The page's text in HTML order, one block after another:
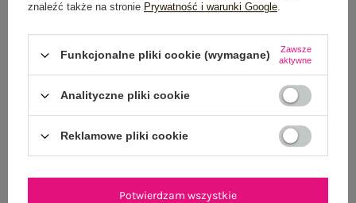
ZWROTY I REKLAMACJE
OSTATNIO OGLĄDANE
Zobacz wszystko
znaleźć także na stronie Prywatność i warunki Google.
Funkcjonalne pliki cookie (wymagane)
Zawsze
aktywne
Analityczne pliki cookie
Reklamowe pliki cookie
Potwierdzam wszystkie